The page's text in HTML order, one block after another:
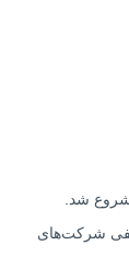
شرکت‌های